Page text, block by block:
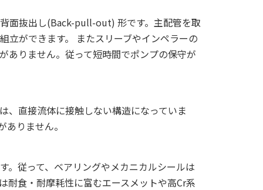
面抜出し(Back-pull-out) 形です。主配管を取
立ができます。 またスリーブやインペラーの
ありません。従って短時間でポンプの保守が
、直接流体に接触しない構造になっていま
りません。
。従って、ベアリングやメカニカルシールは
耐食・耐摩耗性に富むエースメットや高Cr系